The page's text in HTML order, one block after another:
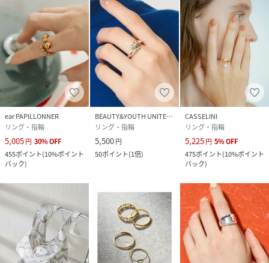
ear PAPILLONNER
リング・指輪
5,005円 30%OFF
455ポイント(10%ポイント
バック)
BEAUTY&YOUTH UNITED ARROWS
リング・指輪
5,500円
50ポイント(1倍)
CASSELINI
リング・指輪
5,225円 5%OFF
475ポイント(10%ポイント
バック)